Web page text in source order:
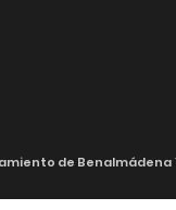
de Benalmádena